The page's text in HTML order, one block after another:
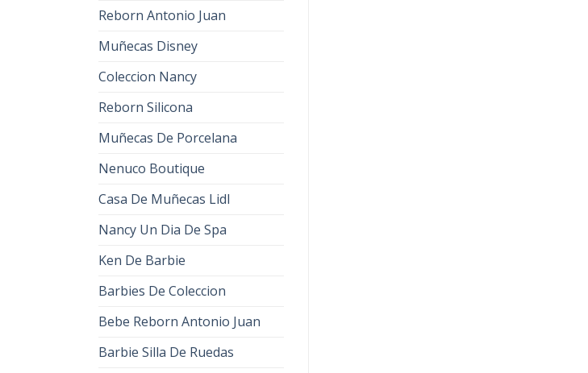
Reborn Antonio Juan
Muñecas Disney
Coleccion Nancy
Reborn Silicona
Muñecas De Porcelana
Nenuco Boutique
Casa De Muñecas Lidl
Nancy Un Dia De Spa
Ken De Barbie
Barbies De Coleccion
Bebe Reborn Antonio Juan
Barbie Silla De Ruedas